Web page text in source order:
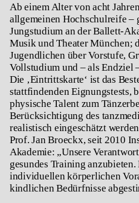
Ab einem Alter von acht
allgemeinen Hochschulreife –
Jungstudium an der Ballett-
Musik und Theater München;
Jugendlichen über Vorstufe,
Vollstudium und – als Endziel
Die ‚Eintrittskarte‘ ist das
stattfindenden Eignungstests,
physische Talent zum
Berücksichtigung des
realistisch eingeschätzt
Prof. Jan Broeckx, seit 2010
Akademie: „Unsere
gesundes Training
individuellen körperlichen
kindlichen Bedürfnisse